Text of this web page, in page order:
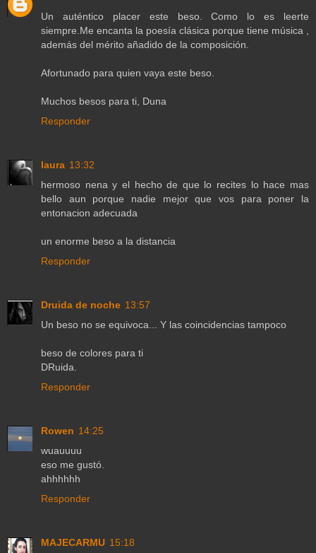
Un auténtico placer este beso. Como lo es leerte
siempre.Me encanta la poesía clásica porque tiene música ,
además del mérito añadido de la composición.
Afortunado para quien vaya este beso.
Muchos besos para ti, Duna
Responder
laura 13:32
hermoso nena y el hecho de que lo recites lo hace mas
bello aun porque nadie mejor que vos para poner la
entonacion adecuada
un enorme beso a la distancia
Responder
Druida de noche 13:57
Un beso no se equivoca... Y las coincidencias tampoco
beso de colores para ti
DRuida.
Responder
Rowen 14:25
wuauuuu
eso me gustó.
ahhhhhh
Responder
MAJECARMU 15:18